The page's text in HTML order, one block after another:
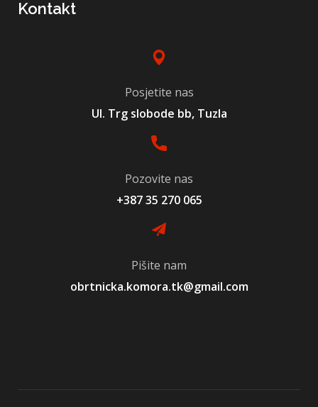
Kontakt
Posjetite nas
Ul. Trg slobode bb, Tuzla
Pozovite nas
+387 35 270 065
Pišite nam
obrtnicka.komora.tk@gmail.com